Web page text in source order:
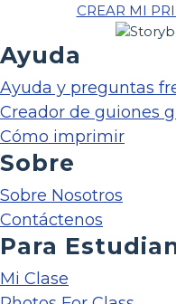
CREAR MI
Ayuda
Ayuda y preguntas
Creador de guiones
Cómo imprimir
Sobre
Sobre Nosotros
Contáctenos
Para
Mi Clase